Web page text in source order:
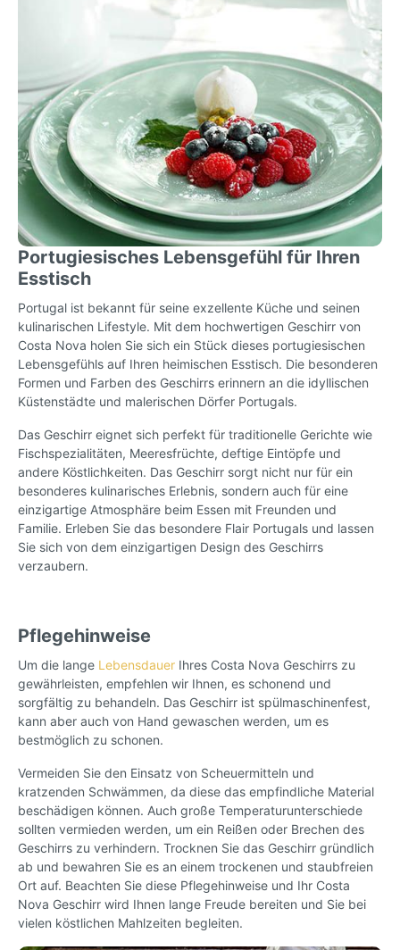
Portugiesisches Lebensgefühl für Ihren
Esstisch
Portugal ist bekannt für seine exzellente Küche und seinen
kulinarischen Lifestyle. Mit dem hochwertigen Geschirr von
Costa Nova holen Sie sich ein Stück dieses portugiesischen
Lebensgefühls auf Ihren heimischen Esstisch. Die besonderen
Formen und Farben des Geschirrs erinnern an die idyllischen
Küstenstädte und malerischen Dörfer Portugals.
Das Geschirr eignet sich perfekt für traditionelle Gerichte wie
Fischspezialitäten, Meeresfrüchte, deftige Eintöpfe und
andere Köstlichkeiten. Das Geschirr sorgt nicht nur für ein
besonderes kulinarisches Erlebnis, sondern auch für eine
einzigartige Atmosphäre beim Essen mit Freunden und
Familie. Erleben Sie das besondere Flair Portugals und lassen
Sie sich von dem einzigartigen Design des Geschirrs
verzaubern.
Pflegehinweise
Um die lange Lebensdauer Ihres Costa Nova Geschirrs zu
gewährleisten, empfehlen wir Ihnen, es schonend und
sorgfältig zu behandeln. Das Geschirr ist spülmaschinenfest,
kann aber auch von Hand gewaschen werden, um es
bestmöglich zu schonen.
Vermeiden Sie den Einsatz von Scheuermitteln und
kratzenden Schwämmen, da diese das empfindliche Material
beschädigen können. Auch große Temperaturunterschiede
sollten vermieden werden, um ein Reißen oder Brechen des
Geschirrs zu verhindern. Trocknen Sie das Geschirr gründlich
ab und bewahren Sie es an einem trockenen und staubfreien
Ort auf. Beachten Sie diese Pflegehinweise und Ihr Costa
Nova Geschirr wird Ihnen lange Freude bereiten und Sie bei
vielen köstlichen Mahlzeiten begleiten.